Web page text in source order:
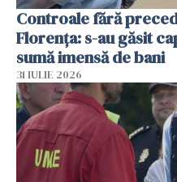
Controale fără
Florența: s-au găsit
sumă imensă de bani
31 IULIE 2026